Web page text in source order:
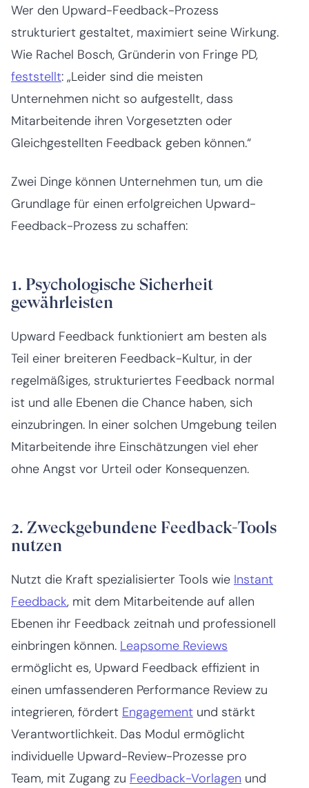
Wer den Upward-Feedback-Prozess
strukturiert gestaltet, maximiert seine Wirkung.
Wie Rachel Bosch, Gründerin von Fringe PD,
feststellt: „Leider sind die meisten
Unternehmen nicht so aufgestellt, dass
Mitarbeitende ihren Vorgesetzten oder
Gleichgestellten Feedback geben können.“
Zwei Dinge können Unternehmen tun, um die
Grundlage für einen erfolgreichen Upward-
Feedback-Prozess zu schaffen:
1. Psychologische Sicherheit
gewährleisten
Upward Feedback funktioniert am besten als
Teil einer breiteren Feedback-Kultur, in der
regelmäßiges, strukturiertes Feedback normal
ist und alle Ebenen die Chance haben, sich
einzubringen. In einer solchen Umgebung teilen
Mitarbeitende ihre Einschätzungen viel eher
ohne Angst vor Urteil oder Konsequenzen.
2. Zweckgebundene Feedback-Tools
nutzen
Nutzt die Kraft spezialisierter Tools wie Instant
Feedback, mit dem Mitarbeitende auf allen
Ebenen ihr Feedback zeitnah und professionell
einbringen können. Leapsome Reviews
ermöglicht es, Upward Feedback effizient in
einen umfassenderen Performance Review zu
integrieren, fördert Engagement und stärkt
Verantwortlichkeit. Das Modul ermöglicht
individuelle Upward-Review-Prozesse pro
Team, mit Zugang zu Feedback-Vorlagen und